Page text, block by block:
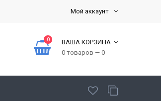
Мой аккаунт
0
ВАША КОРЗИНА
0 товаров — 0